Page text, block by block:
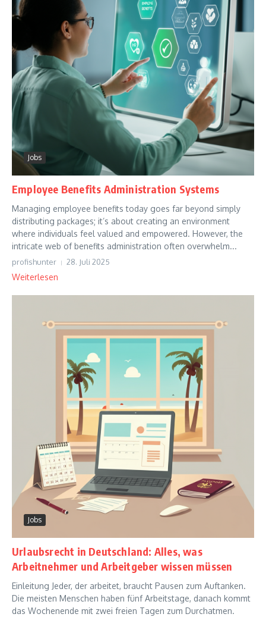
Jobs
Employee Benefits Administration Systems
Managing employee benefits today goes far beyond simply
distributing packages; it’s about creating an environment
where individuals feel valued and empowered. However, the
intricate web of benefits administration often overwhelm...
profishunter 28. Juli 2025
Weiterlesen
Jobs
Urlaubsrecht in Deutschland: Alles, was
Arbeitnehmer und Arbeitgeber wissen müssen
Einleitung Jeder, der arbeitet, braucht Pausen zum Auftanken.
Die meisten Menschen haben fünf Arbeitstage, danach kommt
das Wochenende mit zwei freien Tagen zum Durchatmen.